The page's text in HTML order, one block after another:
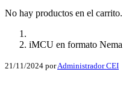
No hay productos en el carrito.
iMCU en formato Nema
21/11/2024 porAdministrador CEI